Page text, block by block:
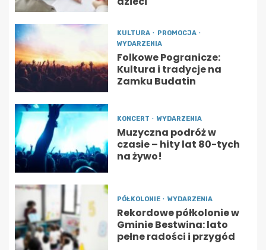
KULTURA
PROMOCJA
WYDARZENIA
Folkowe Pogranicze:
Kultura i tradycje na
Zamku Budatin
KONCERT WYDARZENIA
Muzyczna podróż w
czasie – hity lat 80-tych
na żywo!
PÓŁKOLONIE WYDARZENIA
Rekordowe półkolonie w
Gminie Bestwina: lato
pełne radości i przygód